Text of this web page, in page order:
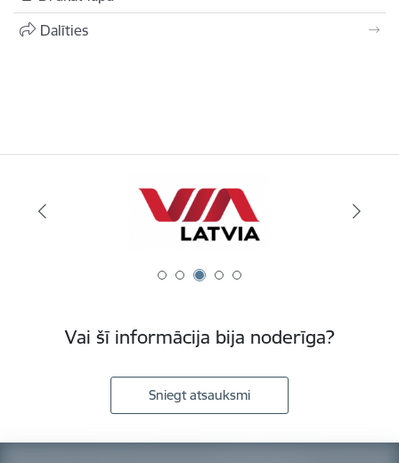
Dalīties
Vai šī informācija bija noderīga?
Sniegt atsauksmi